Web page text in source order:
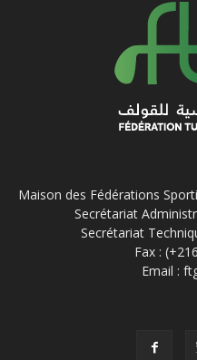
Maison des Fédérations
Secrétariat
Secrétariat
Fax :
Email :